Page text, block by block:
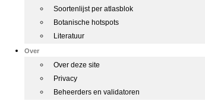
Soortenlijst per atlasblok
Botanische hotspots
Literatuur
Over
Over deze site
Privacy
Beheerders en validatoren